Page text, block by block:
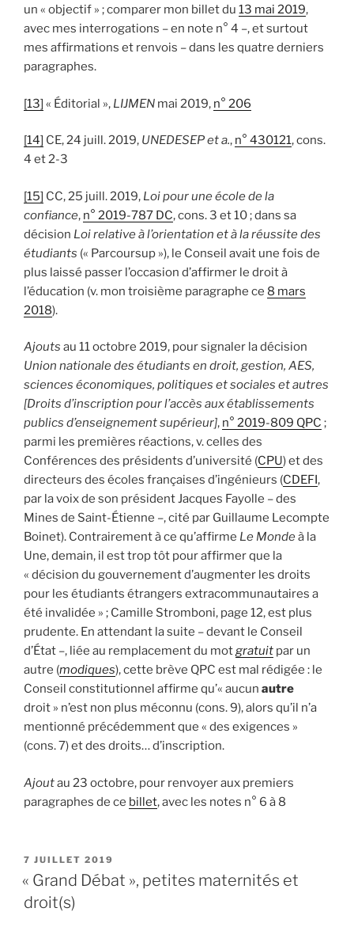
un « objectif » ; comparer mon billet du 13 mai 2019,
avec mes interrogations – en note n° 4 –, et surtout
mes affirmations et renvois – dans les quatre derniers
paragraphes.
[13] « Éditorial », LIJMEN mai 2019, n° 206
[14] CE, 24 juill. 2019, UNEDESEP et a., n° 430121, cons.
4 et 2-3
[15] CC, 25 juill. 2019, Loi pour une école de la
confiance, n° 2019-787 DC, cons. 3 et 10 ; dans sa
décision Loi relative à l’orientation et à la réussite des
étudiants (« Parcoursup »), le Conseil avait une fois de
plus laissé passer l’occasion d’affirmer le droit à
l’éducation (v. mon troisième paragraphe ce 8 mars
2018).
Ajouts au 11 octobre 2019, pour signaler la décision
Union nationale des étudiants en droit, gestion, AES,
sciences économiques, politiques et sociales et autres
[Droits d’inscription pour l’accès aux établissements
publics d’enseignement supérieur], n° 2019-809 QPC ;
parmi les premières réactions, v. celles des
Conférences des présidents d’université (CPU) et des
directeurs des écoles françaises d’ingénieurs (CDEFI,
par la voix de son président Jacques Fayolle – des
Mines de Saint-Étienne –, cité par Guillaume Lecompte
Boinet). Contrairement à ce qu’affirme Le Mondeà la
Une, demain, il est trop tôt pour affirmer que la
« décision du gouvernement d’augmenter les droits
pour les étudiants étrangers extracommunautaires a
été invalidée » ; Camille Stromboni, page 12, est plus
prudente. En attendant la suite – devant le Conseil
d’État –, liée au remplacement du motgratuit par un
autre (modiques), cette brève QPC est mal rédigée : le
Conseil constitutionnel affirme qu’« aucun autre
droit » n’est non plus méconnu (cons. 9), alors qu’il n’a
mentionné précédemment que « des exigences »
(cons. 7) et des droits… d’inscription.
Ajoutau 23 octobre, pour renvoyer aux premiers
paragraphes de ce billet, avec les notes n° 6 à 8
PUBLIÉ
LE
7 JUILLET 2019
« Grand Débat », petites maternités et
droit(s)